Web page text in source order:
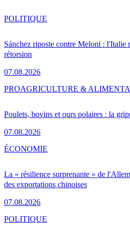
Sánchez riposte contre Meloni : l'Italie
rétorsion
07.08.2026
POLITIQUE
Poulets, bovins et ours polaires : la
07.08.2026
PROAGRICULTURE &
La « résilience surprenante » de
des exportations chinoises
07.08.2026
ÉCONOMIE
POLITIQUE